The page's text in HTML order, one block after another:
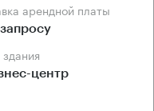
арендной платы
здания
центр